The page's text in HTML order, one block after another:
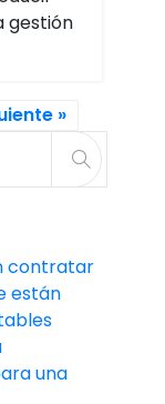
gestión
»
contratar
están
una